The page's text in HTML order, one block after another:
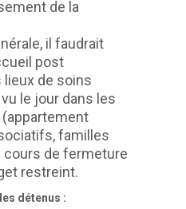
de la
il faudrait
post
lieux de soins
le jour dans les
familles
cours de fermeture
restreint.
détenus :